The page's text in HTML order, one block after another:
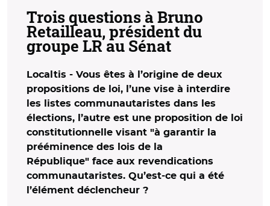
Trois questions à Bruno
Retailleau, président du
groupe LR au Sénat
Localtis - Vous êtes à l’origine de deux
propositions de loi, l’une vise à interdire
les listes communautaristes dans les
élections, l’autre est une proposition de loi
constitutionnelle visant "à garantir la
prééminence des lois de la
République" face aux revendications
communautaristes. Qu’est-ce qui a été
l’élément déclencheur ?